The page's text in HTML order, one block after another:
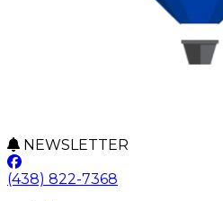
NEWSLETTER
(438) 822-7368